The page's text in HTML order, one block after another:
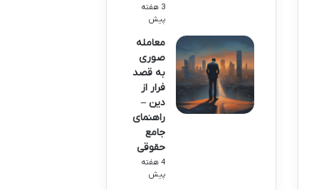
3 هفته
پیش
معامله
صوری
به قصد
فرار از
دین –
راهنمای
جامع
حقوقی
4 هفته
پیش